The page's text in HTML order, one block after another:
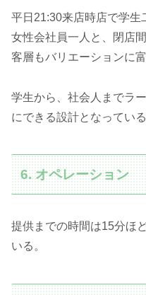
平日21:30来店時店で学生
女性会社員一人と、閉店
客層もバリエーションに富
学生から、社会人までラ
にできる設計となっている
6. オペレーション
提供までの時間は15分ほ
いる。